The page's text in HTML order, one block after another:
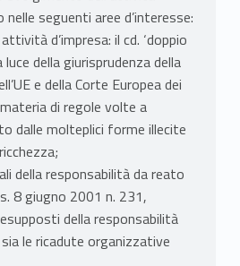
nelle seguenti aree d’interesse:
d’impresa: il cd. ‘doppio
luce della giurisprudenza della
e della Corte Europea dei
di regole volte a
dalle molteplici forme illecite
della responsabilità da reato
8 giugno 2001 n. 231,
della responsabilità
le ricadute organizzative